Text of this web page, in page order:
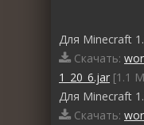
Для Minecraft
Скачать:
1_20_6.jar [1.1
Для Minecraft
Скачать: